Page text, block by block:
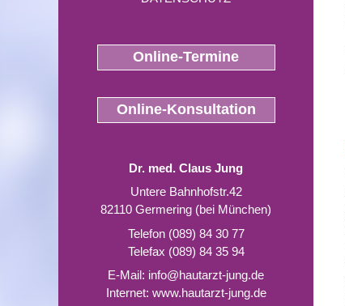
Online-Termine
Online-Konsultation
Dr. med. Claus Jung
Untere Bahnhofstr.42
82110 Germering (bei München)
Telefon (089) 84 30 77
Telefax (089) 84 35 94
E-Mail: info@hautarzt-jung.de
Internet: www.hautarzt-jung.de